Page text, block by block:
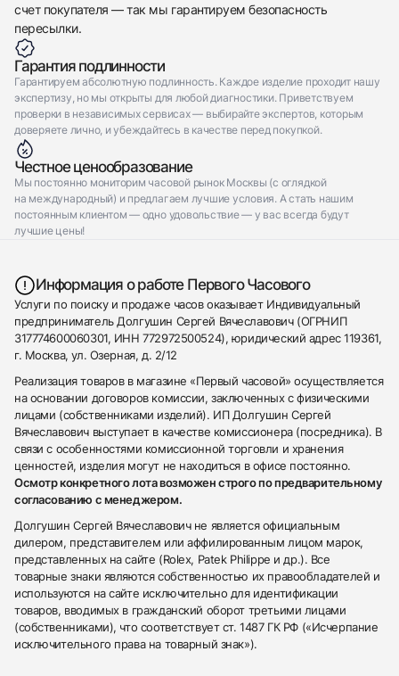
счет покупателя — так мы гарантируем безопасность
пересылки.
Гарантия подлинности
Гарантируем абсолютную подлинность. Каждое изделие проходит нашу
экспертизу, но мы открыты для любой диагностики. Приветствуем
проверки в независимых сервисах — выбирайте экспертов, которым
доверяете лично, и убеждайтесь в качестве перед покупкой.
Честное ценообразование
Мы постоянно мониторим часовой рынок Москвы (с оглядкой
на международный) и предлагаем лучшие условия. А стать нашим
постоянным клиентом — одно удовольствие — у вас всегда будут
лучшие цены!
Информация о работе Первого Часового
Услуги по поиску и продаже часов оказывает Индивидуальный
предприниматель Долгушин Сергей Вячеславович (ОГРНИП
317774600060301, ИНН 772972500524), юридический адрес 119361,
г. Москва, ул. Озерная, д. 2/12
Реализация товаров в магазине «Первый часовой» осуществляется
на основании договоров комиссии, заключенных с физическими
лицами (собственниками изделий). ИП Долгушин Сергей
Вячеславович выступает в качестве комиссионера (посредника). В
связи с особенностями комиссионной торговли и хранения
ценностей, изделия могут не находиться в офисе постоянно.
Осмотр конкретного лота возможен строго по предварительному
согласованию с менеджером.
Долгушин Сергей Вячеславович не является официальным
дилером, представителем или аффилированным лицом марок,
представленных на сайте (Rolex, Patek Philippe и др.). Все
товарные знаки являются собственностью их правообладателей и
используются на сайте исключительно для идентификации
товаров, вводимых в гражданский оборот третьими лицами
(собственниками), что соответствует ст. 1487 ГК РФ («Исчерпание
исключительного права на товарный знак»).